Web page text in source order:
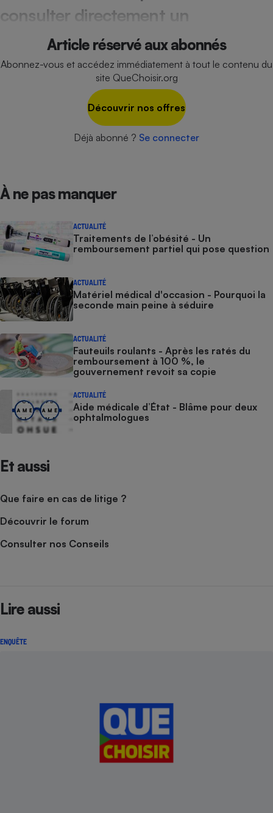
consulter directement un
Article réservé aux abonnés
Abonnez-vous et accédez immédiatement à tout le contenu du
site QueChoisir.org
Découvrir nos offres
Déjà abonné ? Se connecter
À ne pas manquer
ACTUALITÉ
Traitements de l’obésité - Un
remboursement partiel qui pose question
ACTUALITÉ
Matériel médical d'occasion - Pourquoi la
seconde main peine à séduire
ACTUALITÉ
Fauteuils roulants - Après les ratés du
remboursement à 100 %, le
gouvernement revoit sa copie
ACTUALITÉ
Aide médicale d’État - Blâme pour deux
ophtalmologues
Et aussi
Que faire en cas de litige ?
Découvrir le forum
Consulter nos Conseils
Lire aussi
ENQUÊTE